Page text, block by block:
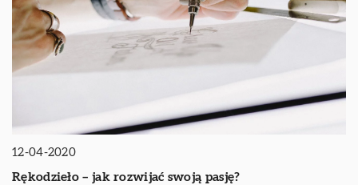
12-04-2020
Rękodzieło – jak rozwijać swoją pasję?